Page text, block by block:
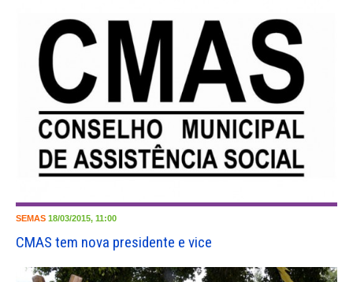
SEMAS 18/03/2015, 11:00
CMAS tem nova presidente e vice